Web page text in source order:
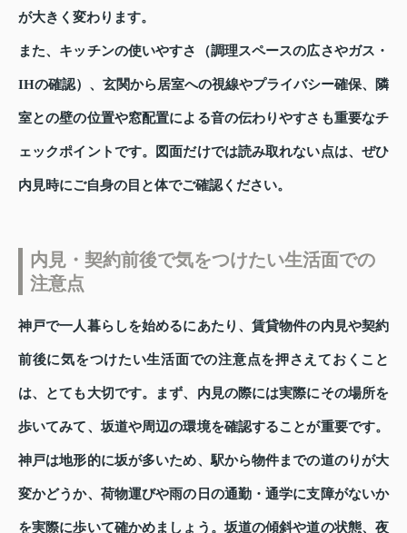
が大きく変わります。
また、キッチンの使いやすさ（調理スペースの広さやガス・
IHの確認）、玄関から居室への視線やプライバシー確保、隣
室との壁の位置や窓配置による音の伝わりやすさも重要なチ
ェックポイントです。図面だけでは読み取れない点は、ぜひ
内見時にご自身の目と体でご確認ください。
内見・契約前後で気をつけたい生活面での
注意点
神戸で一人暮らしを始めるにあたり、賃貸物件の内見や契約
前後に気をつけたい生活面での注意点を押さえておくこと
は、とても大切です。まず、内見の際には実際にその場所を
歩いてみて、坂道や周辺の環境を確認することが重要です。
神戸は地形的に坂が多いため、駅から物件までの道のりが大
変かどうか、荷物運びや雨の日の通勤・通学に支障がないか
を実際に歩いて確かめましょう。坂道の傾斜や道の状態、夜